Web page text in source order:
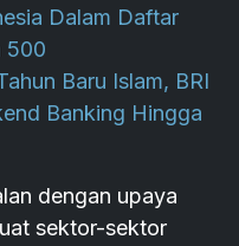
Dalam Daftar
500
Baru Islam, BRI
Banking Hingga
dengan upaya
sektor-sektor